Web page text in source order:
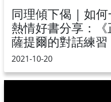
同理傾下偈 | 如
熱情好書分享：
薩提爾的對話練習
2021-10-20